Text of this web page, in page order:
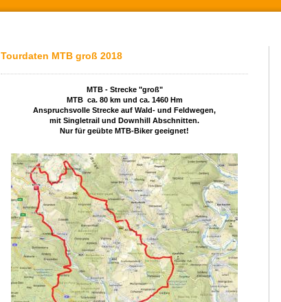
Tourdaten MTB groß 2018
MTB - Strecke "groß"
MTB ca. 80 km und ca. 1460 Hm
Anspruchsvolle Strecke auf Wald- und Feldwegen,
mit Singletrail und Downhill Abschnitten.
Nur für geübte MTB-Biker geeignet!